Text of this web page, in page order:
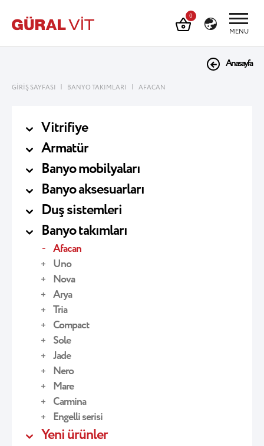
MENU
0
GİRİŞ SAYFASI | BANYO TAKIMLARI | AFACAN
Anasayfa
Vitrifiye
Armatür
Banyo mobilyaları
Banyo aksesuarları
Duş sistemleri
Banyo takımları
Afacan
Uno
Nova
Arya
Tria
Compact
Sole
Jade
Nero
Mare
Carmina
Engelli serisi
Yeni ürünler